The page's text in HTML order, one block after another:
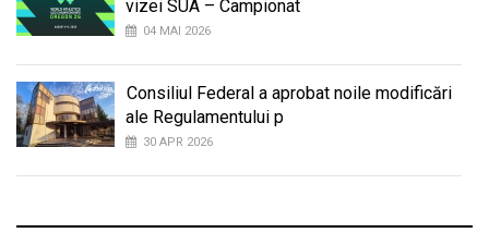
vizei SUA – Campionat
04 MAI 2026
Consiliul Federal a aprobat noile modificări
ale Regulamentului p
30 APR 2026